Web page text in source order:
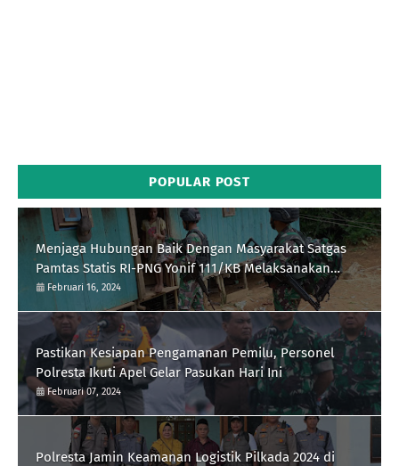
POPULAR POST
Menjaga Hubungan Baik Dengan Masyarakat Satgas
Pamtas Statis RI-PNG Yonif 111/KB Melaksanakan
Silaturrahmi
Februari 16, 2024
Pastikan Kesiapan Pengamanan Pemilu, Personel
Polresta Ikuti Apel Gelar Pasukan Hari Ini
Februari 07, 2024
Polresta Jamin Keamanan Logistik Pilkada 2024 di